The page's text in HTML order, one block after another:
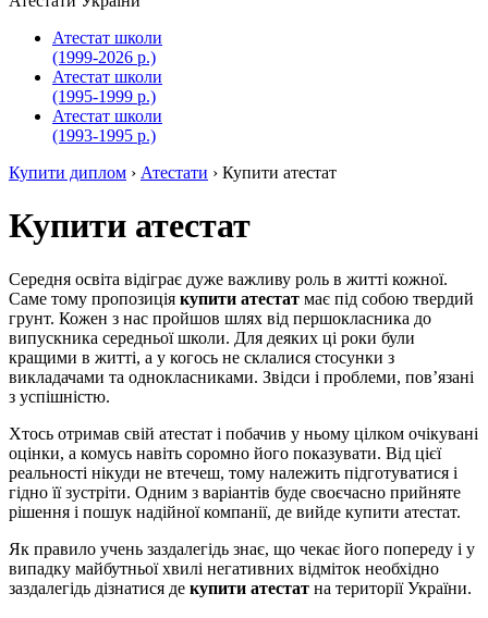
Атестат школи
(1999-2026 р.)
Атестат школи
(1995-1999 р.)
Атестат школи
(1993-1995 р.)
Купити диплом › Атестати › Купити атестат
Купити атестат
Середня освіта відіграє дуже важливу роль в житті кожної.
Саме тому пропозиція купити атестат має під собою твердий
грунт. Кожен з нас пройшов шлях від першокласника до
випускника середньої школи. Для деяких ці роки були
кращими в житті, а у когось не склалися стосунки з
викладачами та однокласниками. Звідси і проблеми, пов’язані
з успішністю.
Хтось отримав свій атестат і побачив у ньому цілком очікувані
оцінки, а комусь навіть соромно його показувати. Від цієї
реальності нікуди не втечеш, тому належить підготуватися і
гідно її зустріти. Одним з варіантів буде своєчасно прийняте
рішення і пошук надійної компанії, де вийде купити атестат.
Як правило учень заздалегідь знає, що чекає його попереду і у
випадку майбутньої хвилі негативних відміток необхідно
заздалегідь дізнатися де купити атестат на території України.